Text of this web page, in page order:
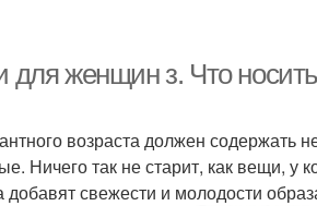
для женщин з. Что
возраста должен содержать
Ничего так не старит, как вещи, у
добавят свежести и молодости